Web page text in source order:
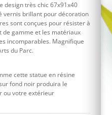
design très chic 67x91x40
vernis brillant pour décoration
sont conçues pour résister à
de gamme et les matériaux
incomparables. Magnifique
du Parc.
cette statue en résine
fond noir produira le
ou votre extérieur